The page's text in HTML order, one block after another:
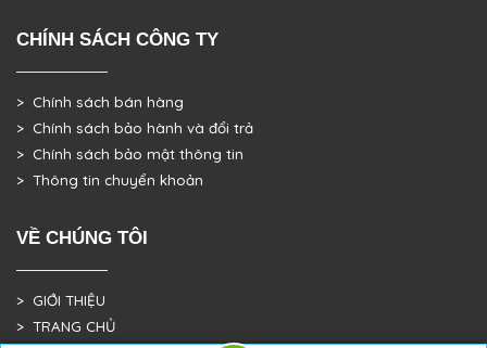
CHÍNH SÁCH CÔNG TY
> Chính sách bán hàng
> Chính sách bảo hành và đổi trả
> Chính sách bảo mật thông tin
> Thông tin chuyển khoản
VỀ CHÚNG TÔI
> GIỚI THIỆU
> TRANG CHỦ